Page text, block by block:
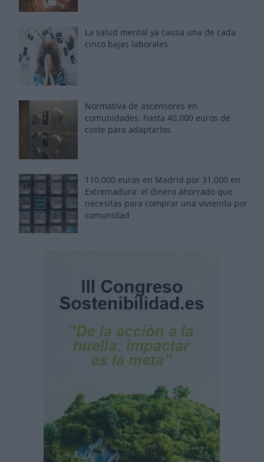
La salud mental ya causa una de cada
cinco bajas laborales
Normativa de ascensores en
comunidades: hasta 40.000 euros de
coste para adaptarlos
110.000 euros en Madrid por 31.000 en
Extremadura: el dinero ahorrado que
necesitas para comprar una vivienda por
comunidad